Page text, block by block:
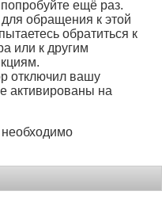
ещё раз.
обращения к этой
обратиться к
или к другим
отключил вашу
активированы на